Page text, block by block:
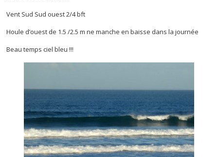
Vent Sud Sud ouest 2/4 bft
Houle d’ouest de 1.5 /2.5 m ne manche en baisse dans la journée
Beau temps ciel bleu !!!